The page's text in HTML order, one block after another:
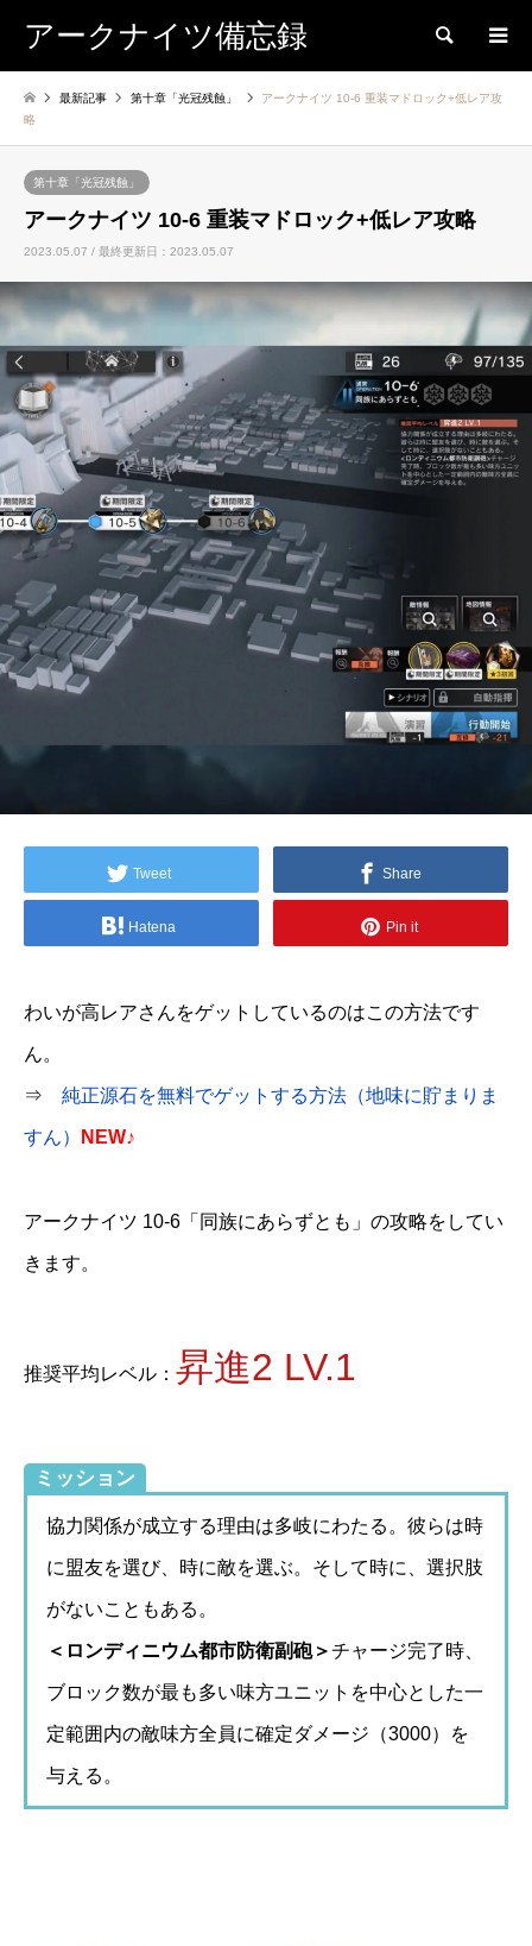
アークナイツ備忘録 検索
最新記事 第十章「光冠残蝕」
アークナイツ 10-6 重装マドロック+低レア攻
略
第十章「光冠残蝕」
アークナイツ 10-6 重装マドロック+低レア攻略
2023.05.07 / 最終更新日：2023.05.07
Tweet Share
Hatena Pin it
わいが高レアさんをゲットしているのはこの方法です
ん。
⇒ 純正源石を無料でゲットする方法（地味に貯まりま
すん） NEW♪
アークナイツ 10-6「同族にあらずとも」の攻略をしてい
きます。
推奨平均レベル： 昇進2 LV.1
ミッション
協力関係が成立する理由は多岐にわたる。彼らは時
に盟友を選び、時に敵を選ぶ。そして時に、選択肢
がないこともある。
＜ロンディニウム都市防衛副砲＞チャージ完了時、
ブロック数が最も多い味方ユニットを中心とした一
定範囲内の敵味方全員に確定ダメージ（3000）を
与える。